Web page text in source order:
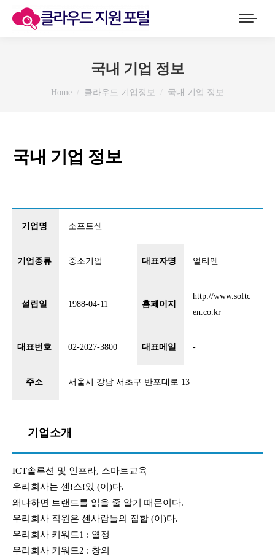
국내 기업 정보
You are here:
Home 클라우드 기업정보 국내 기업 정보
국내 기업 정보
기업명 소프트센
기업종류 중소기업 대표자명 얼티엔
설립일 1988-04-11 홈페이지
http://www.softc
en.co.kr
대표번호 02-2027-3800 대표메일 -
주소 서울시 강남 서초구 반포대로 13
기업소개
ICT솔루션 및 인프라, 스마트교육
우리회사는 센!스!있 (이)다.
왜냐하면 트랜드를 읽을 줄 알기 때문이다.
우리회사 직원은 센사람들의 집합 (이)다.
우리회사 키워드1 : 열정
우리회사 키워드2 : 창의